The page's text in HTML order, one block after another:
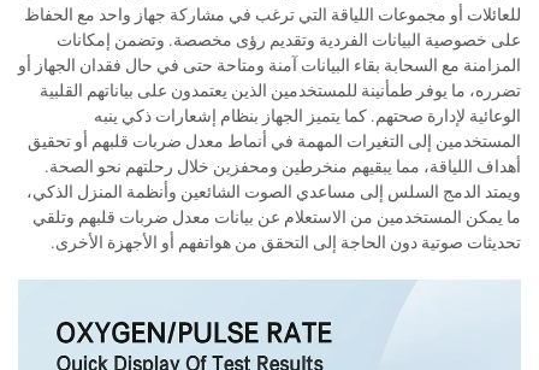
للعائلات أو مجموعات اللياقة التي ترغب في مشاركة جهاز واحد مع الحفاظ
على خصوصية البيانات الفردية وتقديم رؤى مخصصة. وتضمن إمكانات
المزامنة مع السحابة بقاء البيانات آمنة ومتاحة حتى في حال فقدان الجهاز أو
تضرره، ما يوفر طمأنينة للمستخدمين الذين يعتمدون على بياناتهم القلبية
الوعائية لإدارة صحتهم. كما يتميز الجهاز بنظام إشعارات ذكي ينبه
المستخدمين إلى التغيرات المهمة في أنماط معدل ضربات قلبهم أو تحقيق
أهداف اللياقة، مما يبقيهم منخرطين ومحفزين خلال رحلتهم نحو الصحة.
ويمتد الدمج السلس إلى مساعدي الصوت الشائعين وأنظمة المنزل الذكي،
ما يمكن المستخدمين من الاستعلام عن بيانات معدل ضربات قلبهم وتلقي
تحديثات صوتية دون الحاجة إلى التحقق من هواتفهم أو الأجهزة الأخرى.